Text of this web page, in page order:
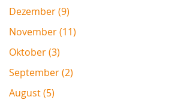
Dezember (9)
November (11)
Oktober (3)
September (2)
August (5)